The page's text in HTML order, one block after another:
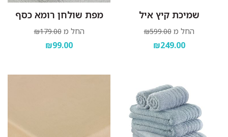
שמיכת קיץ איל
החל מ ₪599.00
₪249.00
מפת שולחן רומא כסף
החל מ ₪179.00
₪99.00